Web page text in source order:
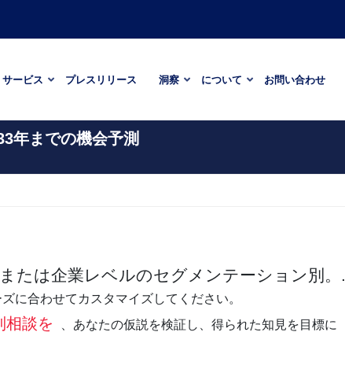
サービス プレスリリース 洞察 について お問い合わせ
年までの機会予測
たは企業レベルのセグメンテーション別。.
に合わせてカスタマイズしてください。
相談を
、あなたの仮説を検証し、得られた知見を目標に